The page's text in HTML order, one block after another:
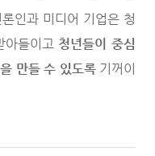
인과 미디어 기업은 청
들이고 청년들이 중심
만들 수 있도록기꺼이